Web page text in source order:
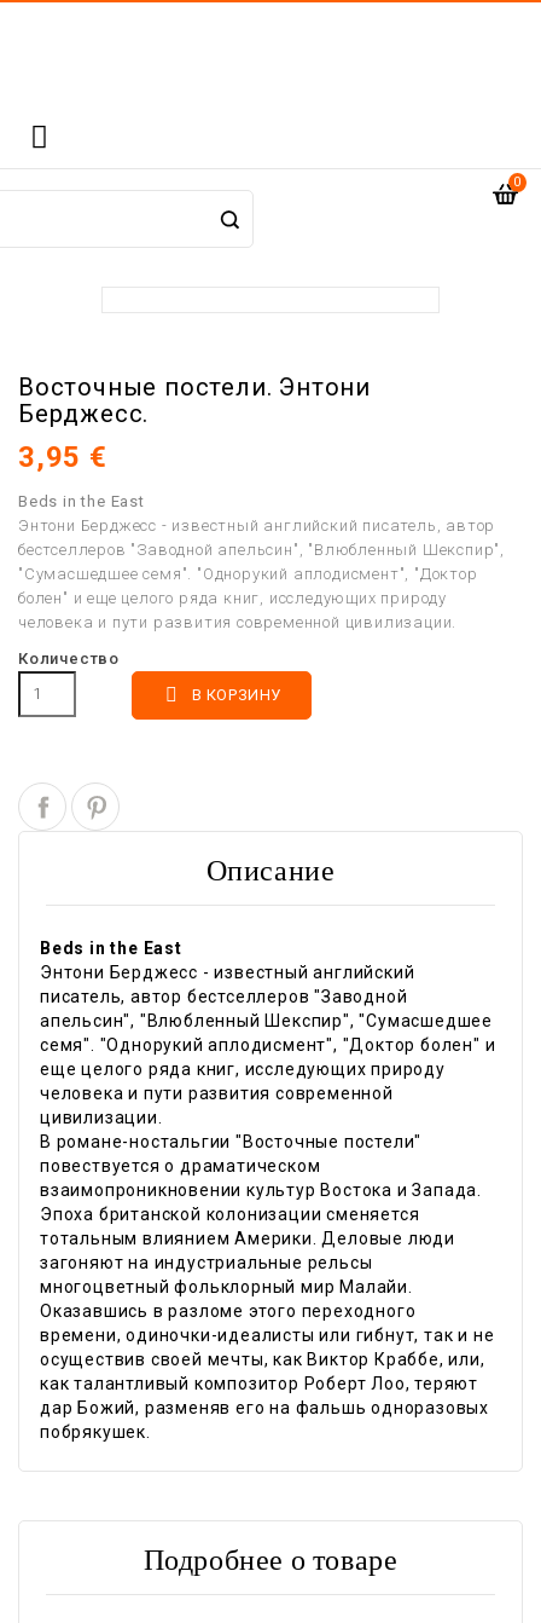

0
Восточные постели. Энтони
Берджесс.
3,95 €
Beds in the East
Энтони Берджесс - известный английский писатель, автор
бестселлеров "Заводной апельсин", "Влюбленный Шекспир",
"Сумасшедшее семя". "Однорукий аплодисмент", "Доктор
болен" и еще целого ряда книг, исследующих природу
человека и пути развития современной цивилизации.
Количество
 В КОРЗИНУ
Описание
Beds in the East
Энтони Берджесс - известный английский
писатель, автор бестселлеров "Заводной
апельсин", "Влюбленный Шекспир", "Сумасшедшее
семя". "Однорукий аплодисмент", "Доктор болен" и
еще целого ряда книг, исследующих природу
человека и пути развития современной
цивилизации.
В романе-ностальгии "Восточные постели"
повествуется о драматическом
взаимопроникновении культур Востока и Запада.
Эпоха британской колонизации сменяется
тотальным влиянием Америки. Деловые люди
загоняют на индустриальные рельсы
многоцветный фольклорный мир Малайи.
Оказавшись в разломе этого переходного
времени, одиночки-идеалисты или гибнут, так и не
осуществив своей мечты, как Виктор Краббе, или,
как талантливый композитор Роберт Лоо, теряют
дар Божий, разменяв его на фальшь одноразовых
побрякушек.
Подробнее о товаре